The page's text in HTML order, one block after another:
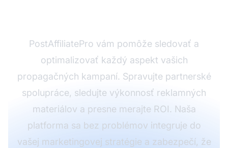
PostAffiliatePro vám pomôže sledovať a
optimalizovať každý aspekt vašich
propagačných kampaní. Spravujte partnerské
spolupráce, sledujte výkonnosť reklamných
materiálov a presne merajte ROI. Naša
platforma sa bez problémov integruje do
vašej marketingovej stratégie a zabezpečí, že